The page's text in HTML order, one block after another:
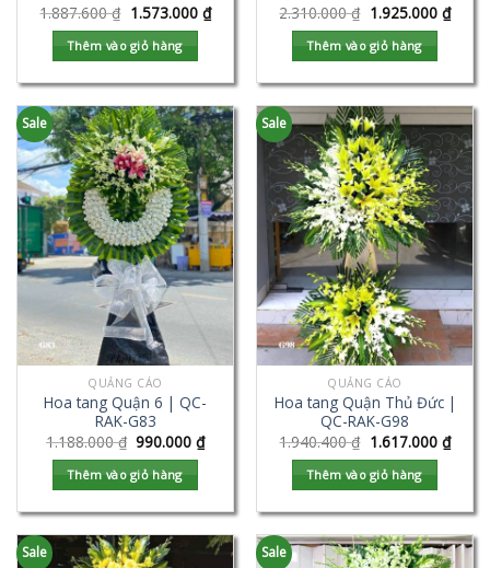
1.887.600₫ 1.573.000 ₫
Thêm vào giỏ hàng
2.310.000₫ 1.925.000 ₫
Thêm vào giỏ hàng
Sale
QUẢNG CÁO
Hoa tang Quận 6 | QC-
RAK-G83
1.188.000₫ 990.000₫
Thêm vào giỏ hàng
Sale
QUẢNG CÁO
Hoa tang Quận Thủ Đức |
QC-RAK-G98
1.940.400₫ 1.617.000 ₫
Thêm vào giỏ hàng
Sale Sale